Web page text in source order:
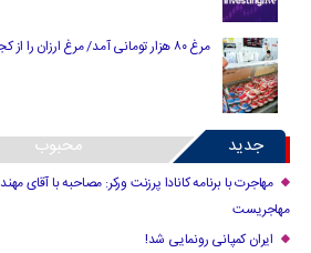
مرغ ۸۰ هزار تومانی آمد/ مرغ ارزان را از کجا بخریم؟
جدید محبوب
مهاجرت با برنامه کانادا پرزنت ورکر: مصاحبه با آقای
مهاجریست
ایران کمپانی رونمایی شد!